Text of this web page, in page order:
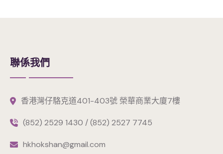
聯係我們
香港灣仔駱克道401-403號 榮華商業大廈7樓
(852) 2529 1430 / (852) 2527 7745
hkhokshan@gmail.com